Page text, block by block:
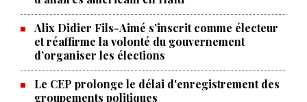
Alix Didier Fils-Aimé s’inscrit comme électeur
et réaffirme la volonté du gouvernement
d’organiser les élections
Le CEP prolonge le délai d'enregistrement des
groupements politiques
La Chambre de commerce et de